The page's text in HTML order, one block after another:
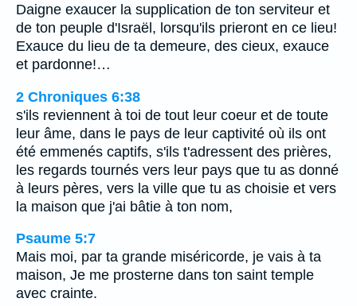
Daigne exaucer la supplication de ton serviteur et
de ton peuple d'Israël, lorsqu'ils prieront en ce lieu!
Exauce du lieu de ta demeure, des cieux, exauce
et pardonne!…
2 Chroniques 6:38
s'ils reviennent à toi de tout leur coeur et de toute
leur âme, dans le pays de leur captivité où ils ont
été emmenés captifs, s'ils t'adressent des prières,
les regards tournés vers leur pays que tu as donné
à leurs pères, vers la ville que tu as choisie et vers
la maison que j'ai bâtie à ton nom,
Psaume 5:7
Mais moi, par ta grande miséricorde, je vais à ta
maison, Je me prosterne dans ton saint temple
avec crainte.